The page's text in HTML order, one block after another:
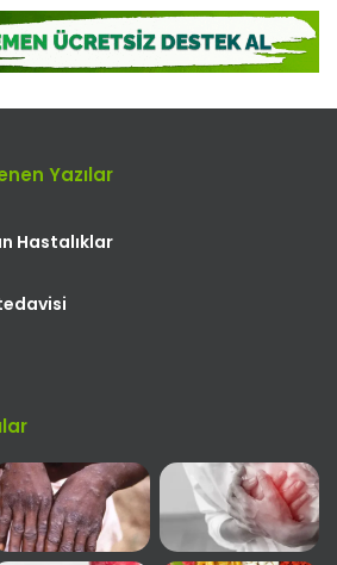
Yazılar
Hastalıklar